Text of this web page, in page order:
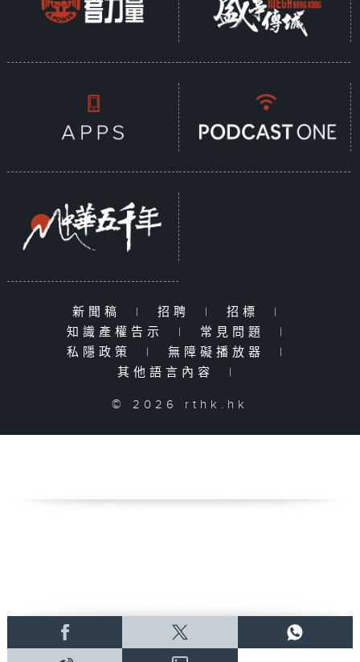
新聞稿 | 招聘 | 招標
|
知識產權告示
| 常見問題
|
私隱政策
| 無障礙播放器
|
其他語言內容
|
© 2026 rthk.hk